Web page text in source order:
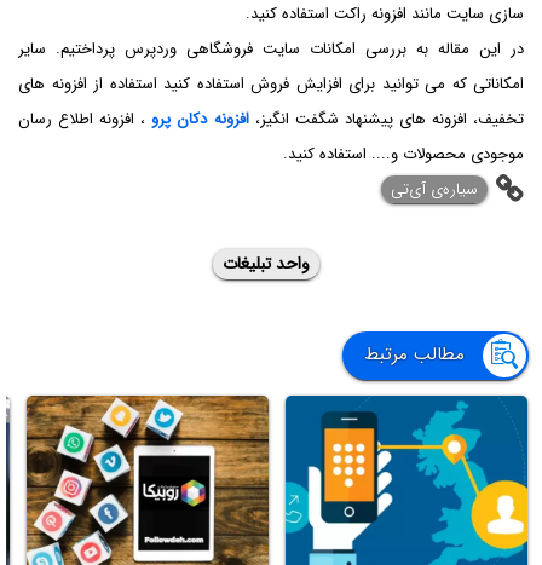
سازی سایت مانند افزونه راکت استفاده کنید.
در این مقاله به بررسی امکانات سایت فروشگاهی وردپرس پرداختیم. سایر
امکاناتی که می توانید برای افزایش فروش استفاده کنید استفاده از افزونه های
تخفیف، افزونه های پیشنهاد شگفت انگیز،افزونه دکان پرو ، افزونه اطلاع رسان
موجودی محصولات و.... استفاده کنید.
‌سیاره‌ی آی‌تی
واحد تبلیغات
مطالب مرتبط